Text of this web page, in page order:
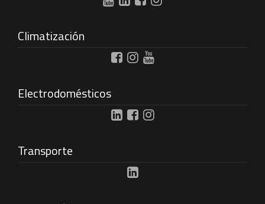
Climatización
Electrodomésticos
Transporte